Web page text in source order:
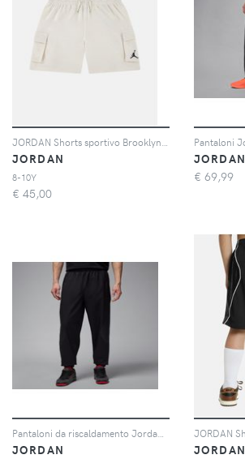
JORDAN
8-10Y
€ 45,00
JORDAN
€ 69,99
JORDAN
JORDAN